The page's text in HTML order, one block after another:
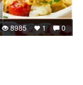
0
1
8985